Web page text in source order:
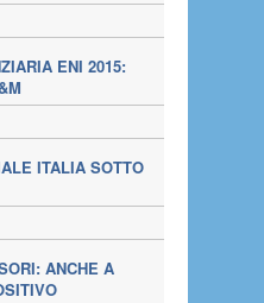
ENI 2015:
ITALIA SOTTO
ANCHE A